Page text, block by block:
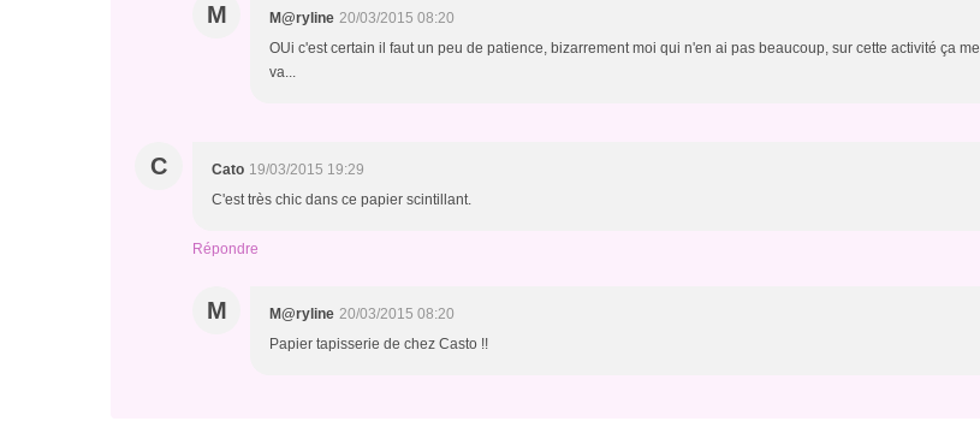
M M@ryline 20/03/2015 08:20
OUi c'est certain il faut un peu de patience, bizarrement moi qui n'en ai pas beaucoup, sur cette activité ça me
va...
C Cato 19/03/2015 19:29
C'est très chic dans ce papier scintillant.
Répondre
M M@ryline 20/03/2015 08:20
Papier tapisserie de chez Casto !!